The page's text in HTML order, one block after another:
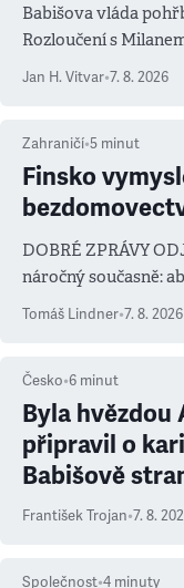
Babišova vláda
Rozloučení s
salvy i kritika
Jan H. Vitvar•7. 8. 2026
Zahraničí•5 minut
Finsko
DOBRÉ ZPRÁVY
náročný současně:
prioritu
Tomáš Lindner•7. 8. 2026
Česko•6 minut
Byla hvězdou
připravil o
Babišově
František Trojan•7. 8.
Společnost•4 minuty